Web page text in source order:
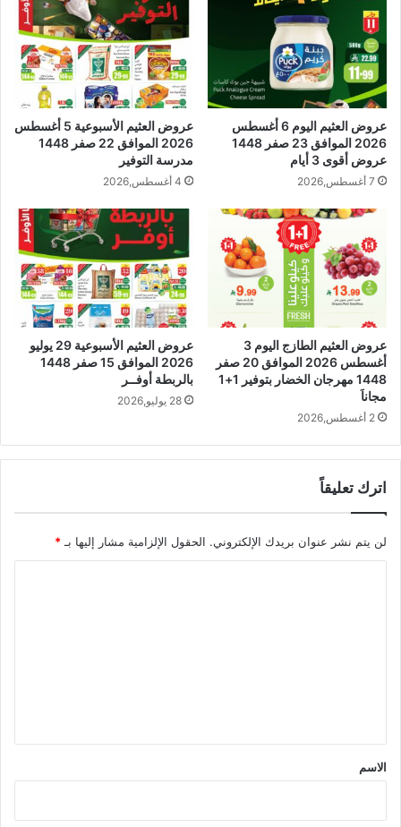
عروض العثيم اليوم 6 أغسطس
2026 الموافق 23 صفر 1448
عروض أقوى 3 أيام
7 أغسطس,2026
عروض العثيم الأسبوعية 5 أغسطس
2026 الموافق 22 صفر 1448
مدرسة التوفير
4 أغسطس,2026
عروض العثيم الطازج اليوم 3
أغسطس 2026 الموافق 20 صفر
1448 مهرجان الخضار بتوفير 1+1
مجاناَ
2 أغسطس,2026
عروض العثيم الأسبوعية 29 يوليو
2026 الموافق 15 صفر 1448
بالربطة أوفــر
28 يوليو,2026
اترك تعليقاً
لن يتم نشر عنوان بريدك الإلكتروني. الحقول الإلزامية مشار إليها بـ*
*
الاسم